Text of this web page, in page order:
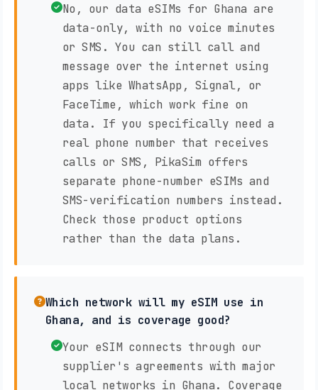
No, our data eSIMs for Ghana are
data-only, with no voice minutes
or SMS. You can still call and
message over the internet using
apps like WhatsApp, Signal, or
FaceTime, which work fine on
data. If you specifically need a
real phone number that receives
calls or SMS, PikaSim offers
separate phone-number eSIMs and
SMS-verification numbers instead.
Check those product options
rather than the data plans.
Which network will my eSIM use in
Ghana, and is coverage good?
Your eSIM connects through our
supplier's agreements with major
local networks in Ghana. Coverage